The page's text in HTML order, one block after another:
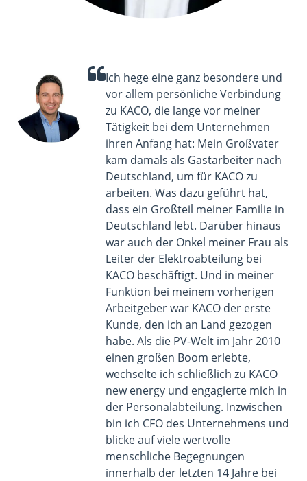
Ich hege eine ganz besondere und
vor allem persönliche Verbindung
zu KACO, die lange vor meiner
Tätigkeit bei dem Unternehmen
ihren Anfang hat: Mein Großvater
kam damals als Gastarbeiter nach
Deutschland, um für KACO zu
arbeiten. Was dazu geführt hat,
dass ein Großteil meiner Familie in
Deutschland lebt. Darüber hinaus
war auch der Onkel meiner Frau als
Leiter der Elektroabteilung bei
KACO beschäftigt. Und in meiner
Funktion bei meinem vorherigen
Arbeitgeber war KACO der erste
Kunde, den ich an Land gezogen
habe. Als die PV-Welt im Jahr 2010
einen großen Boom erlebte,
wechselte ich schließlich zu KACO
new energy und engagierte mich in
der Personalabteilung. Inzwischen
bin ich CFO des Unternehmens und
blicke auf viele wertvolle
menschliche Begegnungen
innerhalb der letzten 14 Jahre bei